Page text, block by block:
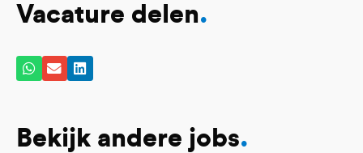
Vacature delen.
Bekijk andere jobs.